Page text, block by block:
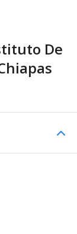
De